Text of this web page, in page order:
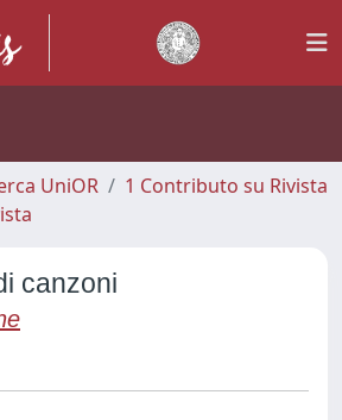
UniOR
1 Contributo su Rivista
canzoni